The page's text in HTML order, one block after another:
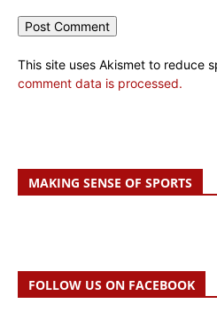
This site uses Akismet to reduce
comment data is processed.
MAKING SENSE OF SPORTS
FOLLOW US ON FACEBOOK